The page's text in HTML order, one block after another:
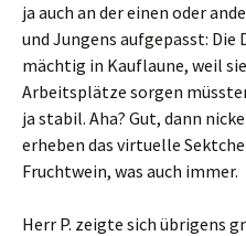
ja auch an der einen oder
und Jungens aufgepasst:
mächtig in Kauflaune, weil
Arbeitsplätze sorgen
ja stabil. Aha? Gut, dann
erheben das virtuelle
Fruchtwein, was auch immer.
Herr P. zeigte sich übrigens